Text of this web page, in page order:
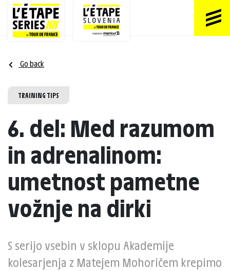
Go back
TRAINING TIPS
6. del: Med razumom
in adrenalinom:
umetnost pametne
vožnje na dirki
S serijo vsebin v sklopu Akademije
kolesarjenja z Matejem Mohoričem krepimo